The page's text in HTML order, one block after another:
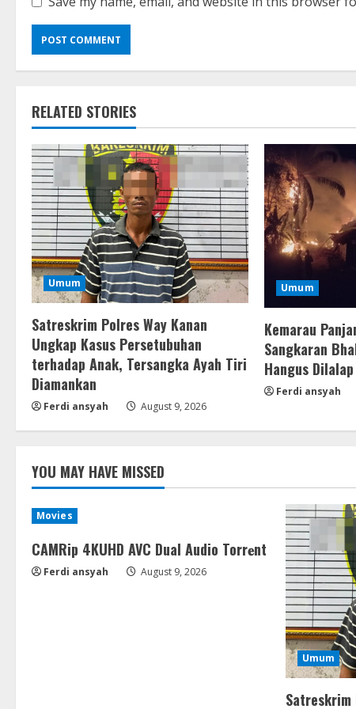
RELATED STORIES
Umum
Satreskrim Polres Way Kanan
Ungkap Kasus Persetubuhan
terhadap Anak, Tersangka Ayah Tiri
Diamankan
Ferdi ansyah August 9, 2026
Umum
Kemarau
Sangkaran
Hangus
Ferdi ansyah
YOU MAY HAVE MISSED
Movies
CAMRip 4KUHD AVC Dual Audio Torr𝐞nt
Ferdi ansyah August 9, 2026
Umum
Satreskrim